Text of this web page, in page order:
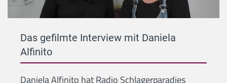
Das gefilmte Interview mit Daniela
Alfinito
Daniela Alfinito hat Radio Schlagerparadies